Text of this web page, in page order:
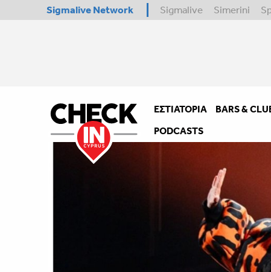
Sigmalive Network Sigmalive Simerini
ΕΣΤΙΑΤΌΡΙΑ BARS &
PODCASTS